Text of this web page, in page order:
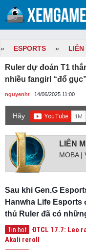
» ESPORTS » LIÊN
Ruler dự đoán T1
nhiều fangirl “đổ gục”
nguyenht | 14/06/2025 11:00
Hãy
LIÊN
MOBA |
Sau khi Gen.G
Hanwha Life Esports
thủ Ruler đã có
Tin hot
ĐTCL 17.7: Leo
Akali reroll